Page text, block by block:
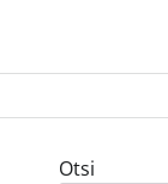
Otsi